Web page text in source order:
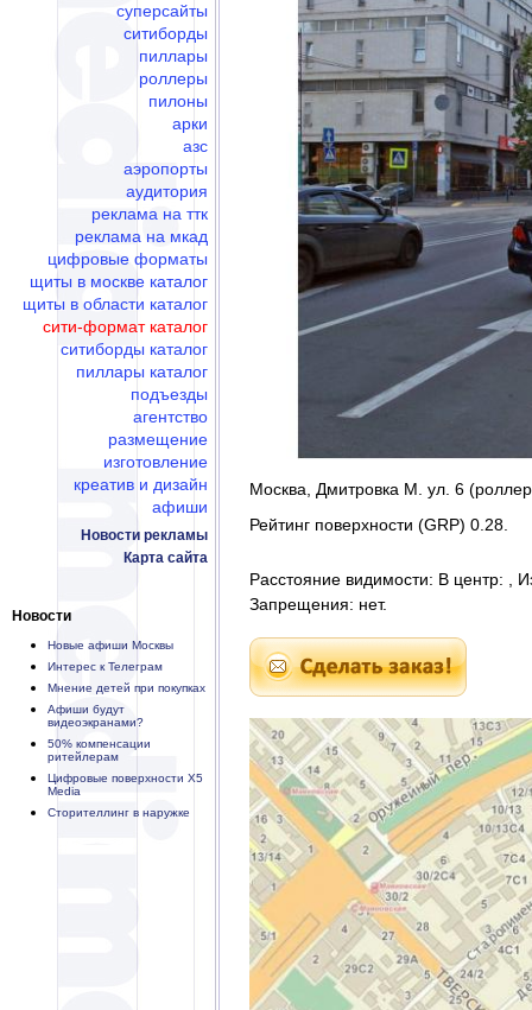
суперсайты
ситиборды
пиллары
роллеры
пилоны
арки
азс
аэропорты
аудитория
реклама на ттк
реклама на мкад
цифровые форматы
щиты в москве каталог
щиты в области каталог
сити-формат каталог
ситиборды каталог
пиллары каталог
подъезды
агентство
размещение
изготовление
креатив и дизайн
афиши
Новости рекламы
Карта сайта
Новости
Новые афиши Москвы
Интерес к Телеграм
Мнение детей при покупках
Афиши будут
видеоэкранами?
50% компенсации
ритейлерам
Цифровые поверхности X5
Media
Сторителлинг в наружке
Москва, Дмитровка М. ул. 6
Рейтинг поверхности (GRP) 0.28.
Расстояние видимости: В центр: ,
Запрещения: нет.